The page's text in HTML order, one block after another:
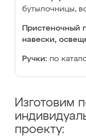
бутылочницы,
Пристеночный
навески,
Ручки: по
Изготовим
проекту: